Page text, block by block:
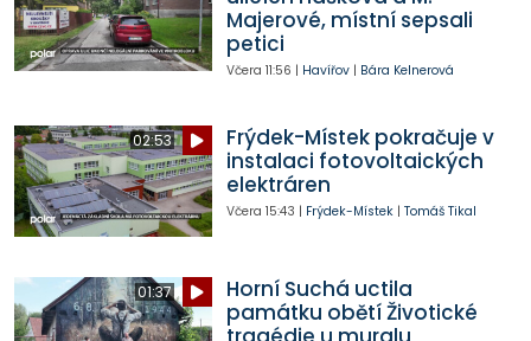
Majerové, místní sepsali
petici
Včera 11:56 | Havířov| Bára Kelnerová
02:53
Frýdek-Místek pokračuje v
instalaci fotovoltaických
elektráren
Včera 15:43 | Frýdek-Místek| Tomáš Tikal
01:37
Horní Suchá uctila
památku obětí Životické